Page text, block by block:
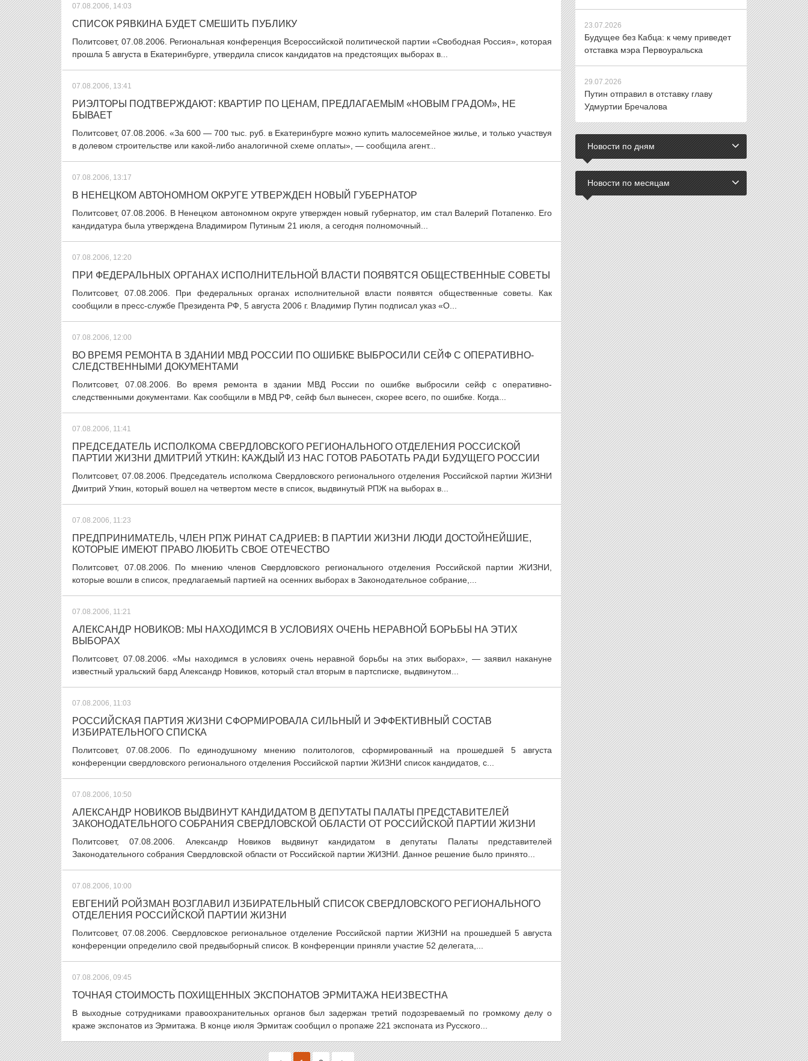
07.08.2006, 14:03
СПИСОК РЯВКИНА БУДЕТ СМЕШИТЬ ПУБЛИКУ
Политсовет, 07.08.2006. Региональная конференция Всероссийской политической партии «Свободная Россия», которая
прошла 5 августа в Екатеринбурге, утвердила список кандидатов на предстоящих выборах в...
07.08.2006, 13:41
РИЭЛТОРЫ ПОДТВЕРЖДАЮТ: КВАРТИР ПО ЦЕНАМ, ПРЕДЛАГАЕМЫМ «НОВЫМ ГРАДОМ», НЕ
БЫВАЕТ
Политсовет, 07.08.2006. «За 600 — 700 тыс. руб. в Екатеринбурге можно купить малосемейное жилье, и только участвуя
в долевом строительстве или какой-либо аналогичной схеме оплаты», — сообщила агент...
07.08.2006, 13:17
В НЕНЕЦКОМ АВТОНОМНОМ ОКРУГЕ УТВЕРЖДЕН НОВЫЙ ГУБЕРНАТОР
Политсовет, 07.08.2006. В Ненецком автономном округе утвержден новый губернатор, им стал Валерий Потапенко. Его
кандидатура была утверждена Владимиром Путиным 21 июля, а сегодня полномочный...
07.08.2006, 12:20
ПРИ ФЕДЕРАЛЬНЫХ ОРГАНАХ ИСПОЛНИТЕЛЬНОЙ ВЛАСТИ ПОЯВЯТСЯ ОБЩЕСТВЕННЫЕ СОВЕТЫ
Политсовет, 07.08.2006. При федеральных органах исполнительной власти появятся общественные советы. Как
сообщили в пресс-службе Президента РФ, 5 августа 2006 г. Владимир Путин подписал указ «О...
07.08.2006, 12:00
ВО ВРЕМЯ РЕМОНТА В ЗДАНИИ МВД РОССИИ ПО ОШИБКЕ ВЫБРОСИЛИ СЕЙФ С ОПЕРАТИВНО-
СЛЕДСТВЕННЫМИ ДОКУМЕНТАМИ
Политсовет, 07.08.2006. Во время ремонта в здании МВД России по ошибке выбросили сейф с оперативно-
следственными документами. Как сообщили в МВД РФ, сейф был вынесен, скорее всего, по ошибке. Когда...
07.08.2006, 11:41
ПРЕДСЕДАТЕЛЬ ИСПОЛКОМА СВЕРДЛОВСКОГО РЕГИОНАЛЬНОГО ОТДЕЛЕНИЯ РОССИСКОЙ
ПАРТИИ ЖИЗНИ ДМИТРИЙ УТКИН: КАЖДЫЙ ИЗ НАС ГОТОВ РАБОТАТЬ РАДИ БУДУЩЕГО РОССИИ
Политсовет, 07.08.2006. Председатель исполкома Свердловского регионального отделения Российской партии ЖИЗНИ
Дмитрий Уткин, который вошел на четвертом месте в список, выдвинутый РПЖ на выборах в...
07.08.2006, 11:23
ПРЕДПРИНИМАТЕЛЬ, ЧЛЕН РПЖ РИНАТ САДРИЕВ: В ПАРТИИ ЖИЗНИ ЛЮДИ ДОСТОЙНЕЙШИЕ,
КОТОРЫЕ ИМЕЮТ ПРАВО ЛЮБИТЬ СВОЕ ОТЕЧЕСТВО
Политсовет, 07.08.2006. По мнению членов Свердловского регионального отделения Российской партии ЖИЗНИ,
которые вошли в список, предлагаемый партией на осенних выборах в Законодательное собрание,...
07.08.2006, 11:21
АЛЕКСАНДР НОВИКОВ: МЫ НАХОДИМСЯ В УСЛОВИЯХ ОЧЕНЬ НЕРАВНОЙ БОРЬБЫ НА ЭТИХ
ВЫБОРАХ
Политсовет, 07.08.2006. «Мы находимся в условиях очень неравной борьбы на этих выборах», — заявил накануне
известный уральский бард Александр Новиков, который стал вторым в партсписке, выдвинутом...
07.08.2006, 11:03
РОССИЙСКАЯ ПАРТИЯ ЖИЗНИ СФОРМИРОВАЛА СИЛЬНЫЙ И ЭФФЕКТИВНЫЙ СОСТАВ
ИЗБИРАТЕЛЬНОГО СПИСКА
Политсовет, 07.08.2006. По единодушному мнению политологов, сформированный на прошедшей 5 августа
конференции свердловского регионального отделения Российской партии ЖИЗНИ список кандидатов, с...
07.08.2006, 10:50
АЛЕКСАНДР НОВИКОВ ВЫДВИНУТ КАНДИДАТОМ В ДЕПУТАТЫ ПАЛАТЫ ПРЕДСТАВИТЕЛЕЙ
ЗАКОНОДАТЕЛЬНОГО СОБРАНИЯ СВЕРДЛОВСКОЙ ОБЛАСТИ ОТ РОССИЙСКОЙ ПАРТИИ ЖИЗНИ
Политсовет, 07.08.2006. Александр Новиков выдвинут кандидатом в депутаты Палаты представителей
Законодательного собрания Свердловской области от Российской партии ЖИЗНИ. Данное решение было принято...
07.08.2006, 10:00
ЕВГЕНИЙ РОЙЗМАН ВОЗГЛАВИЛ ИЗБИРАТЕЛЬНЫЙ СПИСОК СВЕРДЛОВСКОГО РЕГИОНАЛЬНОГО
ОТДЕЛЕНИЯ РОССИЙСКОЙ ПАРТИИ ЖИЗНИ
Политсовет, 07.08.2006. Свердловское региональное отделение Российской партии ЖИЗНИ на прошедшей 5 августа
конференции определило свой предвыборный список. В конференции приняли участие 52 делегата,...
07.08.2006, 09:45
ТОЧНАЯ СТОИМОСТЬ ПОХИЩЕННЫХ ЭКСПОНАТОВ ЭРМИТАЖА НЕИЗВЕСТНА
В выходные сотрудниками правоохранительных органов был задержан третий подозреваемый по громкому делу о
краже экспонатов из Эрмитажа. В конце июля Эрмитаж сообщил о пропаже 221 экспоната из Русского...
23.07.2026
Будущее без Кабца: к чему приведет
отставка мэра Первоуральска
29.07.2026
Путин отправил в отставку главу
Удмуртии Бречалова
Новости по дням
Новости по месяцам